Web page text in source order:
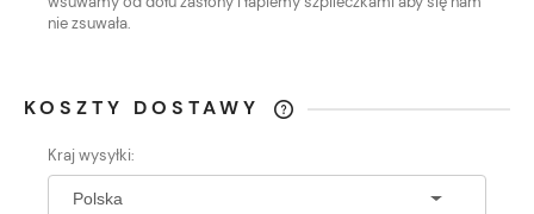
nie zsuwała.
KOSZTY DOSTAWY
KOSZTÓW PŁATNOŚCI
Kraj wysyłki: